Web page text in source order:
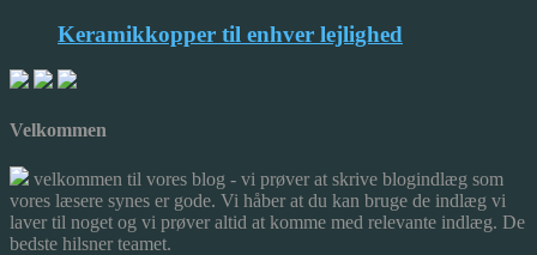
Keramikkopper til enhver lejlighed
Velkommen
velkommen til vores blog - vi prøver at skrive blogindlæg som
vores læsere synes er gode. Vi håber at du kan bruge de indlæg vi
laver til noget og vi prøver altid at komme med relevante indlæg. De
bedste hilsner teamet.